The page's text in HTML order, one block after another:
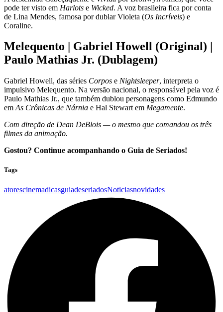
pode ter visto em Harlots e Wicked. A voz brasileira fica por conta
de Lina Mendes, famosa por dublar Violeta (Os Incríveis) e
Coraline.
Melequento | Gabriel Howell (Original) |
Paulo Mathias Jr. (Dublagem)
Gabriel Howell, das séries Corpos e Nightsleeper, interpreta o
impulsivo Melequento. Na versão nacional, o responsável pela voz é
Paulo Mathias Jr., que também dublou personagens como Edmundo
em As Crônicas de Nárnia e Hal Stewart em Megamente.
Com direção de Dean DeBlois — o mesmo que comandou os três
filmes da animação.
Gostou? Continue acompanhando o Guia de Seriados!
Tags
atorescinemadicasguiadeseriadosNoticiasnovidades